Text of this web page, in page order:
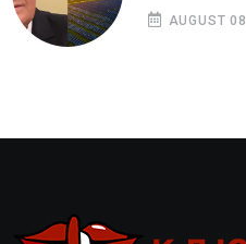
AUGUST